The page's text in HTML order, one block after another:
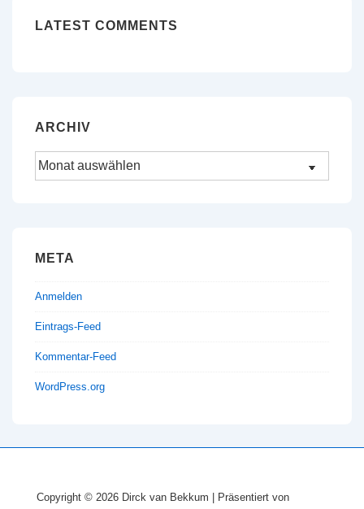
LATEST COMMENTS
ARCHIV
Archiv
META
Anmelden
Eintrags-Feed
Kommentar-Feed
WordPress.org
Copyright © 2026 Dirck van Bekkum | Präsentiert von